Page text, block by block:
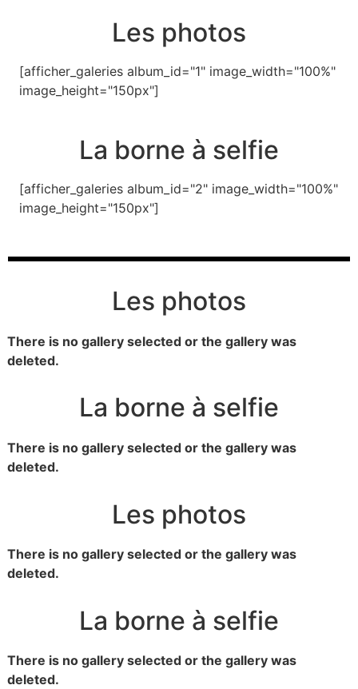
Les photos
[afficher_galeries album_id="1" image_width="100%"
image_height="150px"]
La borne à selfie
[afficher_galeries album_id="2" image_width="100%"
image_height="150px"]
Les photos
There is no gallery selected or the gallery was
deleted.
La borne à selfie
There is no gallery selected or the gallery was
deleted.
Les photos
There is no gallery selected or the gallery was
deleted.
La borne à selfie
There is no gallery selected or the gallery was
deleted.